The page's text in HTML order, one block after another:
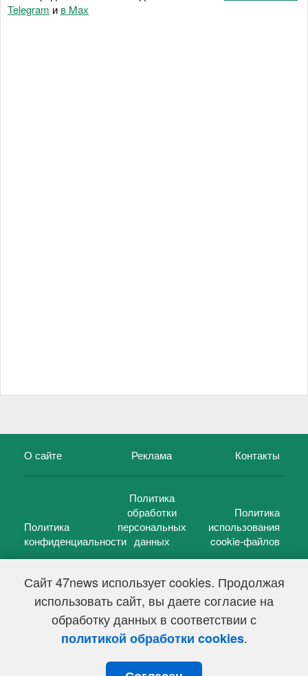
Сайт 47news использует cookies. Продолжая
использовать сайт, вы даете согласие на
обработку данных в соответствии с
политикой обработки cookies.
Telegram и в Maх
О сайте Реклама Контакты
Политика
конфиденциальности
Политика
обработки
персональных
данных
Политика
использования
cookie-файлов
47 новостей (47 news)2005 — 2026 г.
Свидетельство о регистрации СМИ Эл № ФС 77-39848, выдано
Федеральной службой по надзору в сфере связи,
информационных технологий и массовых коммуникаций